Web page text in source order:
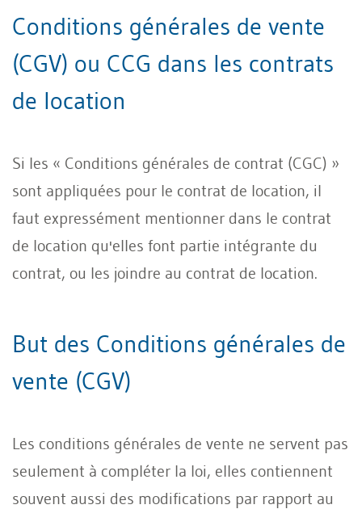
Conditions générales de vente
(CGV) ou CCG dans les contrats
de location
Si les « Conditions générales de contrat (CGC) »
sont appliquées pour le contrat de location, il
faut expressément mentionner dans le contrat
de location qu'elles font partie intégrante du
contrat, ou les joindre au contrat de location.
But des Conditions générales de
vente (CGV)
Les conditions générales de vente ne servent pas
seulement à compléter la loi, elles contiennent
souvent aussi des modifications par rapport au